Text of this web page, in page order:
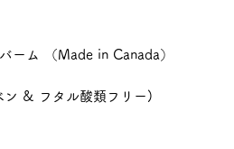
ーム （Made in Canada）
& フタル酸類フリー)